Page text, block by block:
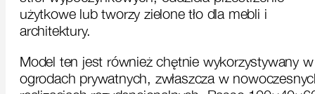
użytkowe lub tworzy zielone tło dla mebli i
architektury.
Model ten jest również chętnie wykorzystywany w
ogrodach prywatnych, zwłaszcza w